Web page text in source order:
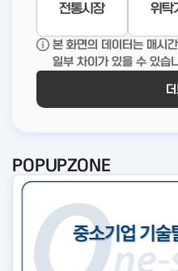
전통시장 위탁
본 화면의 데이터는 매시
일부 차이가 있을 수 있습
POPUPZONE